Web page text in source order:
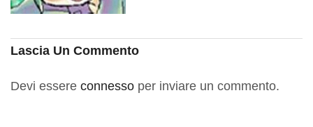
Lascia Un Commento
Devi essere connesso per inviare un commento.